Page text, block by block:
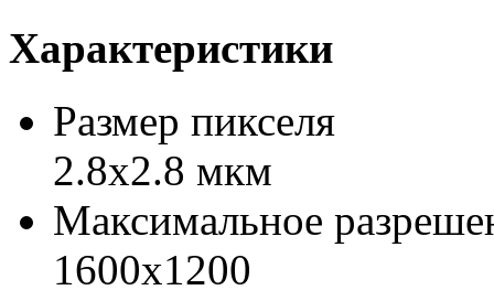
Характеристики
Размер пикселя
2.8x2.8 мкм
Максимальное
1600x1200